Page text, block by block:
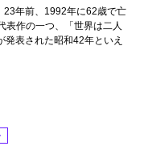
23年前、1992年に62歳で亡
表作の一つ、「世界は二人
発表された昭和42年といえ